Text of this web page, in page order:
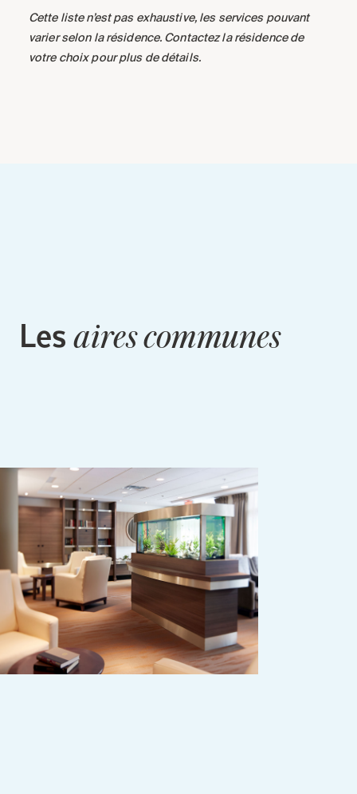
Cette liste n’est pas exhaustive, les services pouvant
varier selon la résidence. Contactez la résidence de
votre choix pour plus de détails.
Lesaires communes